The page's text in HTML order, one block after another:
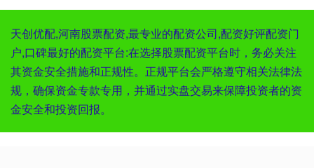
天创优配,河南股票配资,最专业的配资公司,配资好评配资门
户,口碑最好的配资平台:在选择股票配资平台时，务必关注
其资金安全措施和正规性。正规平台会严格遵守相关法律法
规，确保资金专款专用，并通过实盘交易来保障投资者的资
金安全和投资回报。